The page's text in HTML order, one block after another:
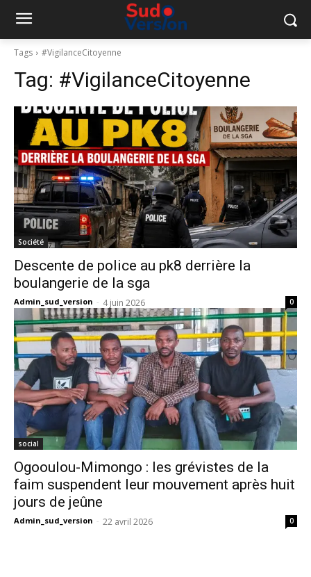
Tags #VigilanceCitoyenne
Tag: #VigilanceCitoyenne
Société
Descente de police au pk8 derrière la
boulangerie de la sga
Admin_sud_version - 4 juin 2026 0
social
Ogooulou-Mimongo : les grévistes de la
faim suspendent leur mouvement après huit
jours de jeûne
Admin_sud_version - 22 avril 2026 0